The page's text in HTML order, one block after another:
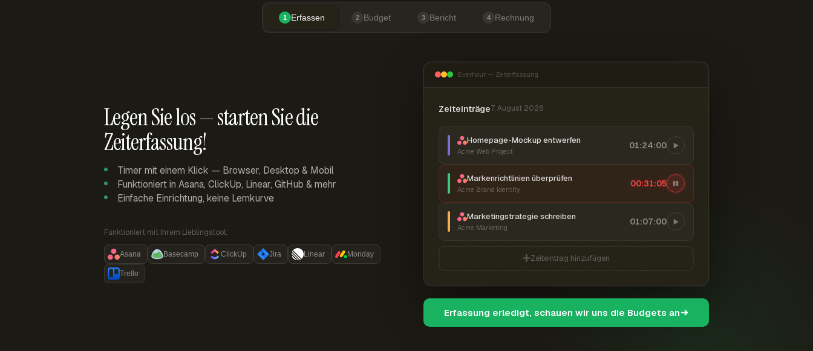
1 Erfassen 2 Budget 3 Bericht 4 Rechnung
Legen Sie los — starten Sie die
Zeiterfassung!
Timer mit einem Klick — Browser, Desktop & Mobil
Funktioniert in Asana, ClickUp, Linear, GitHub & mehr
Einfache Einrichtung, keine Lernkurve
Funktioniert mit Ihrem Lieblingstool:
Asana Basecamp ClickUp Jira Linear Monday
Trello
Everhour — Zeiterfassung
Zeiteinträge7. August 2026
Homepage-Mockup entwerfen
Acme Web Project
01:24:00
Markenrichtlinien überprüfen
Acme Brand Identity
00:31:06
Marketingstrategie schreiben
Acme Marketing
01:07:00
Zeiteintrag hinzufügen
Erfassung erledigt, schauen wir uns die Budgets an